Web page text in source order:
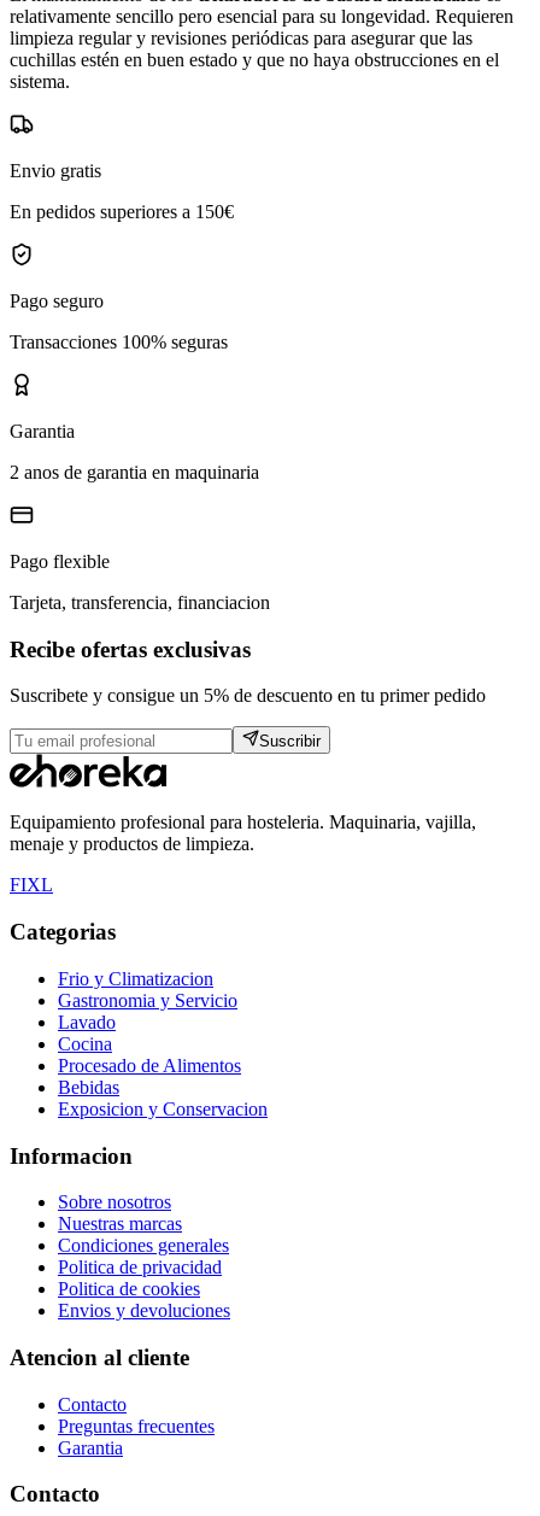
relativamente sencillo pero esencial para su longevidad. Requieren
limpieza regular y revisiones periódicas para asegurar que las
cuchillas estén en buen estado y que no haya obstrucciones en el
sistema.
Envio gratis
En pedidos superiores a 150€
Pago seguro
Transacciones 100% seguras
Garantia
2 anos de garantia en maquinaria
Pago flexible
Tarjeta, transferencia, financiacion
Recibe ofertas exclusivas
Suscribete y consigue un 5% de descuento en tu primer pedido
Suscribir
Equipamiento profesional para hosteleria. Maquinaria, vajilla,
menaje y productos de limpieza.
FIXL
Categorias
Frio y Climatizacion
Gastronomia y Servicio
Lavado
Cocina
Procesado de Alimentos
Bebidas
Exposicion y Conservacion
Informacion
Sobre nosotros
Nuestras marcas
Condiciones generales
Politica de privacidad
Politica de cookies
Envios y devoluciones
Atencion al cliente
Contacto
Preguntas frecuentes
Garantia
Contacto